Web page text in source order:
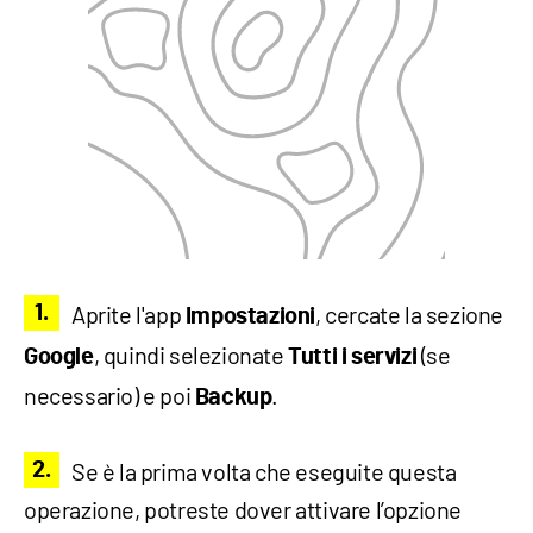
Aprite l'app Impostazioni, cercate la sezione
Google, quindi selezionateTutti i servizi (se
necessario) e poi Backup.
Se è la prima volta che eseguite questa
operazione, potreste dover attivare l’opzione